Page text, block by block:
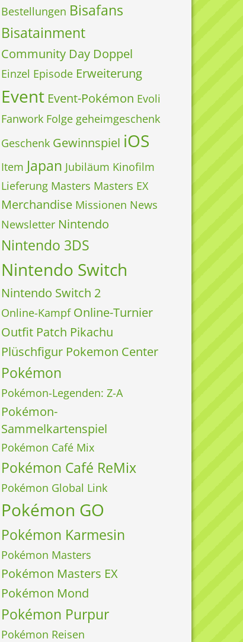
Bestellungen Bisafans
Bisatainment
Community Day Doppel
Einzel Episode Erweiterung
Event Event-Pokémon Evoli
Fanwork Folge geheimgeschenk
Geschenk Gewinnspiel iOS
Item Japan Jubiläum Kinofilm
Lieferung Masters Masters EX
Merchandise Missionen News
Newsletter Nintendo
Nintendo 3DS
Nintendo Switch
Nintendo Switch 2
Online-Kampf Online-Turnier
Outfit Patch Pikachu
Plüschfigur Pokemon Center
Pokémon
Pokémon-Legenden: Z-A
Pokémon-
Sammelkartenspiel
Pokémon Café Mix
Pokémon Café ReMix
Pokémon Global Link
Pokémon GO
Pokémon Karmesin
Pokémon Masters
Pokémon Masters EX
Pokémon Mond
Pokémon Purpur
Pokémon Reisen